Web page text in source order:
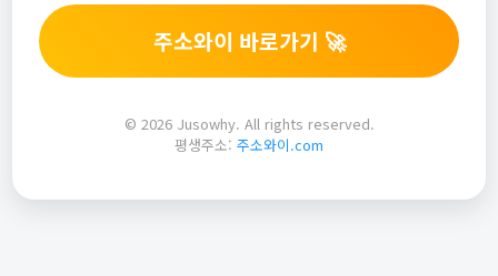
주소와이 바로가기 🚀
© 2026 Jusowhy. All rights reserved.
평생주소: 주소와이.com